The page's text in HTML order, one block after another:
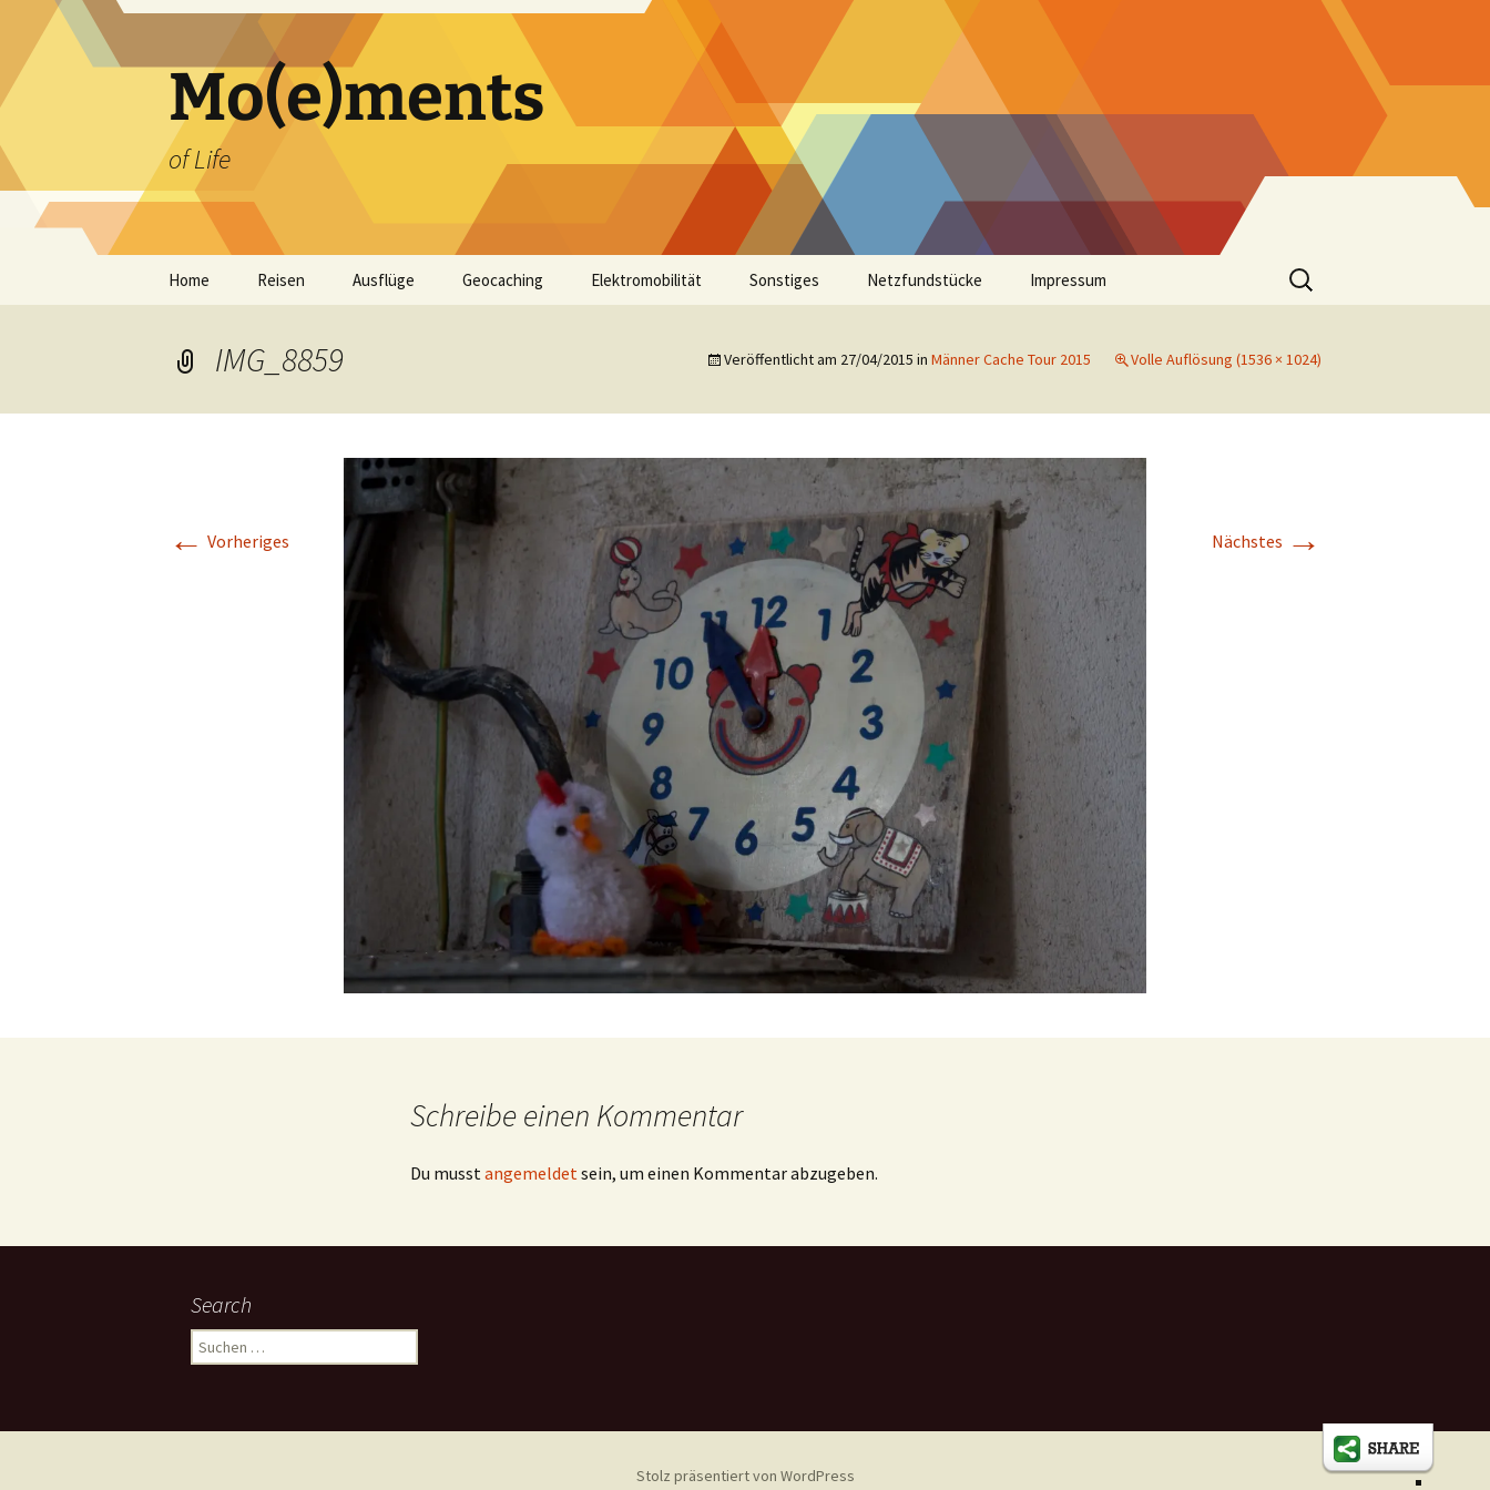
Inhalt
springen
Mo(e)ments
of Life
Home Reisen Ausflüge Geocaching Elektromobilität Sonstiges Netzfundstücke Impressum
Suchen
nach:
IMG_8859 Veröffentlicht am 27/04/2015 in Männer Cache Tour 2015 Volle Auflösung (1536 × 1024)
← Vorheriges Nächstes →
Schreibe einen Kommentar
Du musst angemeldet sein, um einen Kommentar abzugeben.
Search
Suchen
nach:
Stolz präsentiert von WordPress